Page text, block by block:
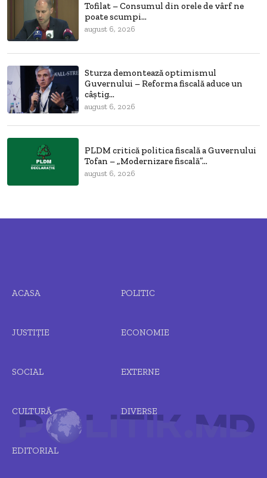
Tofilat – Consumul din orele de vârf ne
poate scumpi...
august 6, 2026
Sturza demontează optimismul
Guvernului – Reforma fiscală aduce un
câștig...
august 6, 2026
PLDM critică politica fiscală a Guvernului
Tofan – „Modernizare fiscală”...
august 6, 2026
ACASA POLITIC
JUSTIȚIE ECONOMIE
SOCIAL EXTERNE
CULTURĂ DIVERSE
EDITORIAL